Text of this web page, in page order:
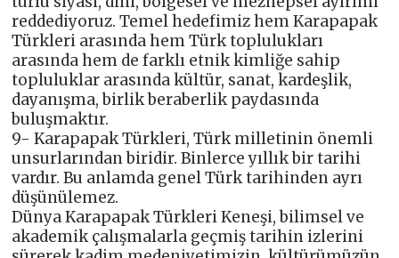
reddediyoruz. Temel hedefimiz hem Karapapak
Türkleri arasında hem Türk toplulukları
arasında hem de farklı etnik kimliğe sahip
topluluklar arasında kültür, sanat, kardeşlik,
dayanışma, birlik beraberlik paydasında
buluşmaktır.
9- Karapapak Türkleri, Türk milletinin önemli
unsurlarından biridir. Binlerce yıllık bir tarihi
vardır. Bu anlamda genel Türk tarihinden ayrı
düşünülemez.
Dünya Karapapak Türkleri Keneşi, bilimsel ve
akademik çalışmalarla geçmiş tarihin izlerini